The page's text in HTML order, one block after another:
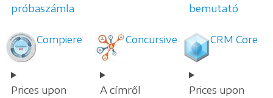
próbaszámla
bemutató
Compiere
Prices upon
Concursive
A címről
CRM Core
Prices upon